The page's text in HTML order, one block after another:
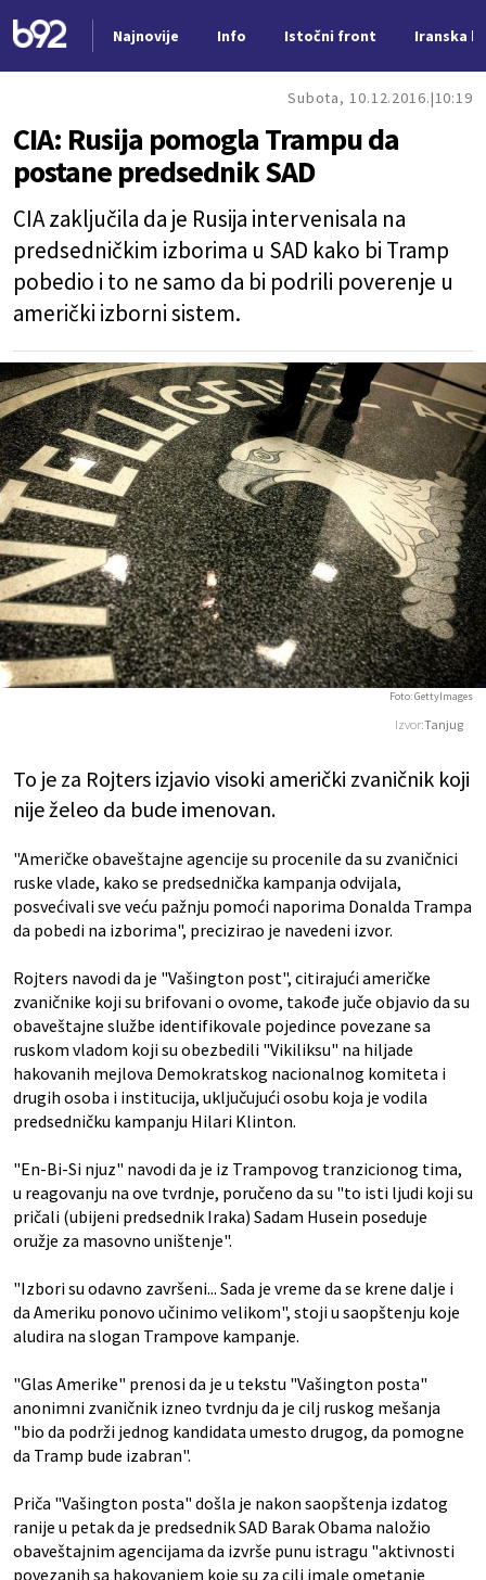
Najnovije Info Istočni front Iranska
Subota, 10.12.2016. 10:19
CIA: Rusija pomogla Trampu da
postane predsednik SAD
CIA zaključila da je Rusija intervenisala na
predsedničkim izborima u SAD kako bi Tramp
pobedio i to ne samo da bi podrili poverenje u
američki izborni sistem.
Izvor:Tanjug
Foto: GettyImages
To je za Rojters izjavio visoki američki zvaničnik koji
nije želeo da bude imenovan.
"Američke obaveštajne agencije su procenile da su zvaničnici
ruske vlade, kako se predsednička kampanja odvijala,
posvećivali sve veću pažnju pomoći naporima Donalda Trampa
da pobedi na izborima", precizirao je navedeni izvor.
Rojters navodi da je "Vašington post", citirajući američke
zvaničnike koji su brifovani o ovome, takođe juče objavio da su
obaveštajne službe identifikovale pojedince povezane sa
ruskom vladom koji su obezbedili "Vikiliksu" na hiljade
hakovanih mejlova Demokratskog nacionalnog komiteta i
drugih osoba i institucija, uključujući osobu koja je vodila
predsedničku kampanju Hilari Klinton.
"En-Bi-Si njuz" navodi da je iz Trampovog tranzicionog tima,
u reagovanju na ove tvrdnje, poručeno da su "to isti ljudi koji su
pričali (ubijeni predsednik Iraka) Sadam Husein poseduje
oružje za masovno uništenje".
"Izbori su odavno završeni... Sada je vreme da se krene dalje i
da Ameriku ponovo učinimo velikom", stoji u saopštenju koje
aludira na slogan Trampove kampanje.
"Glas Amerike" prenosi da je u tekstu "Vašington posta"
anonimni zvaničnik izneo tvrdnju da je cilj ruskog mešanja
"bio da podrži jednog kandidata umesto drugog, da pomogne
da Tramp bude izabran".
Priča "Vašington posta" došla je nakon saopštenja izdatog
ranije u petak da je predsednik SAD Barak Obama naložio
obaveštajnim agencijama da izvrše punu istragu "aktivnosti
povezanih sa hakovanjem koje su za cilj imale ometanje